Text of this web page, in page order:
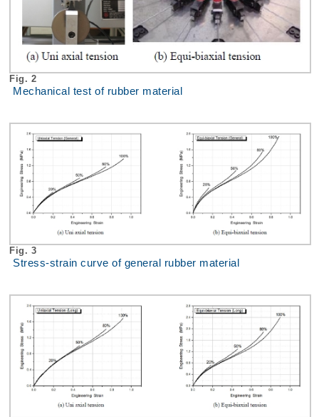
Fig. 2
Mechanical test of rubber material
Fig. 3
Stress-strain curve of general rubber material